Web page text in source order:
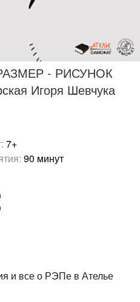
- РИСУНОК
Игоря Шевчука
7+
90 минут
и все о РЭПе в Ателье